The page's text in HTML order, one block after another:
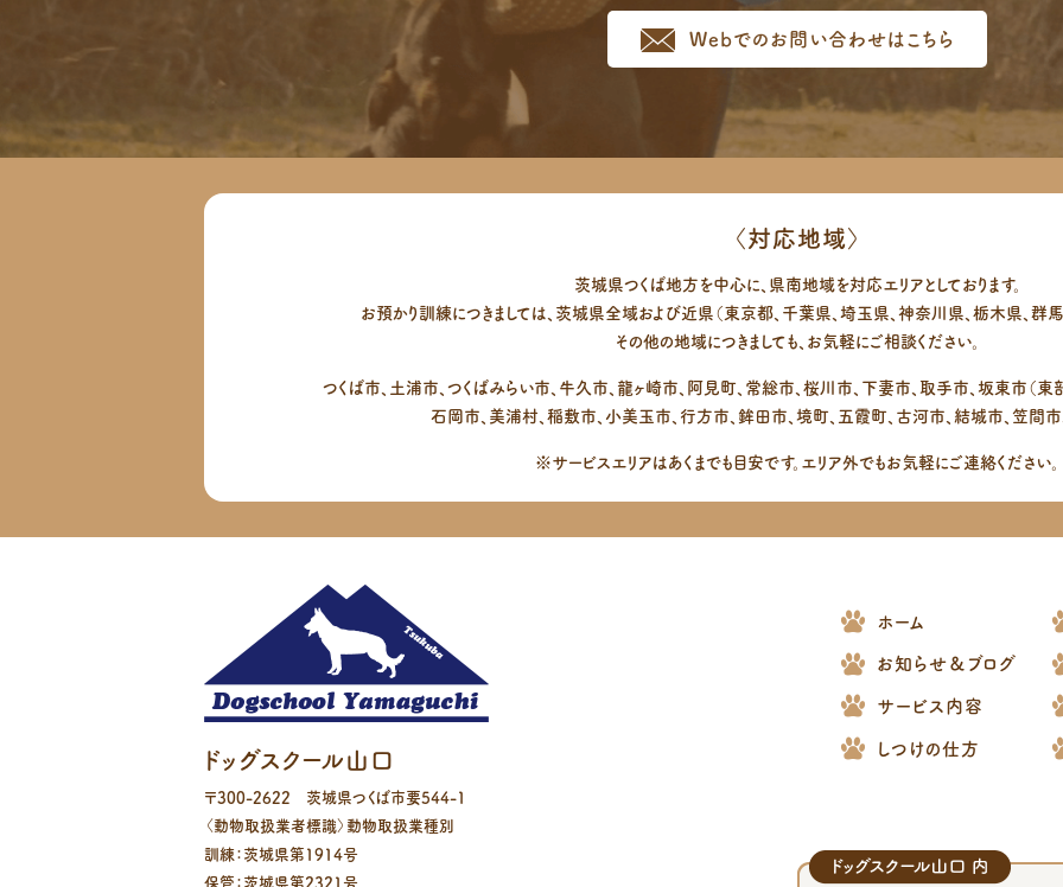
Webでのお問い合わせはこちら
〈対応地域〉
茨城県つくば地方を中心に、県南地域を対応エリアとしております。
お預かり訓練につきましては、茨城県全域および近県（東京都、千葉県、埼玉県、神奈川県、栃木県、群馬
その他の地域につきましても、お気軽にご相談ください。
つくば市、土浦市、つくばみらい市、牛久市、龍ヶ崎市、阿見町、常総市、桜川市、下妻市、取手市、坂東市（東部
石岡市、美浦村、稲敷市、小美玉市、行方市、鉾田市、境町、五霞町、古河市、結城市、笠間
※サービスエリアはあくまでも目安です。エリア外でもお気軽にご連絡ください。
ドッグスクール山口
〒300-2622 茨城県つくば市要544-1
〈動物取扱業者標識〉 動物取扱業種別
訓練：茨城県第1914号
保管：茨城県第2321号
ホーム
お知らせ＆ブログ
サービス内容
しつけの仕方